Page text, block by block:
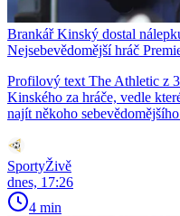
Brankář Kinský dostal
Nejsebevědomější hráč
Profilový text The Athletic z
Kinského za hráče, vedle
najít někoho
SportyŽivě
dnes, 17:26
4 min